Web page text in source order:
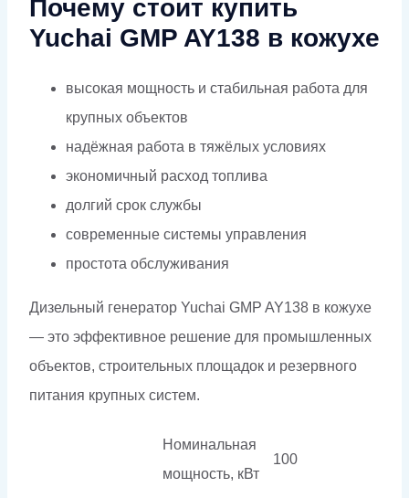
Почему стоит купить
Yuchai GMP AY138 в кожухе
высокая мощность и стабильная работа для
крупных объектов
надёжная работа в тяжёлых условиях
экономичный расход топлива
долгий срок службы
современные системы управления
простота обслуживания
Дизельный генератор Yuchai GMP AY138 в кожухе
— это эффективное решение для промышленных
объектов, строительных площадок и резервного
питания крупных систем.
Номинальная
мощность, кВт
100